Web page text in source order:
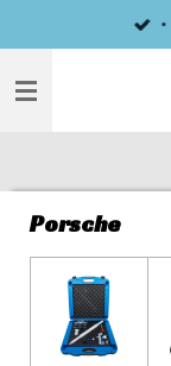
direct
naar
Porsche